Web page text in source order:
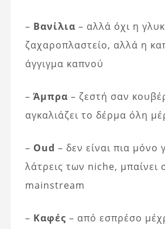
– Βανίλια – αλλά όχι η
ζαχαροπλαστείο, αλλά η
άγγιγμα καπνού
–Άμπρα – ζεστή σαν
αγκαλιάζει το δέρμα όλη
– Oud – δεν είναι πια μόνο
λάτρεις των niche, μπαίνει
mainstream
– Καφές – από εσπρέσο